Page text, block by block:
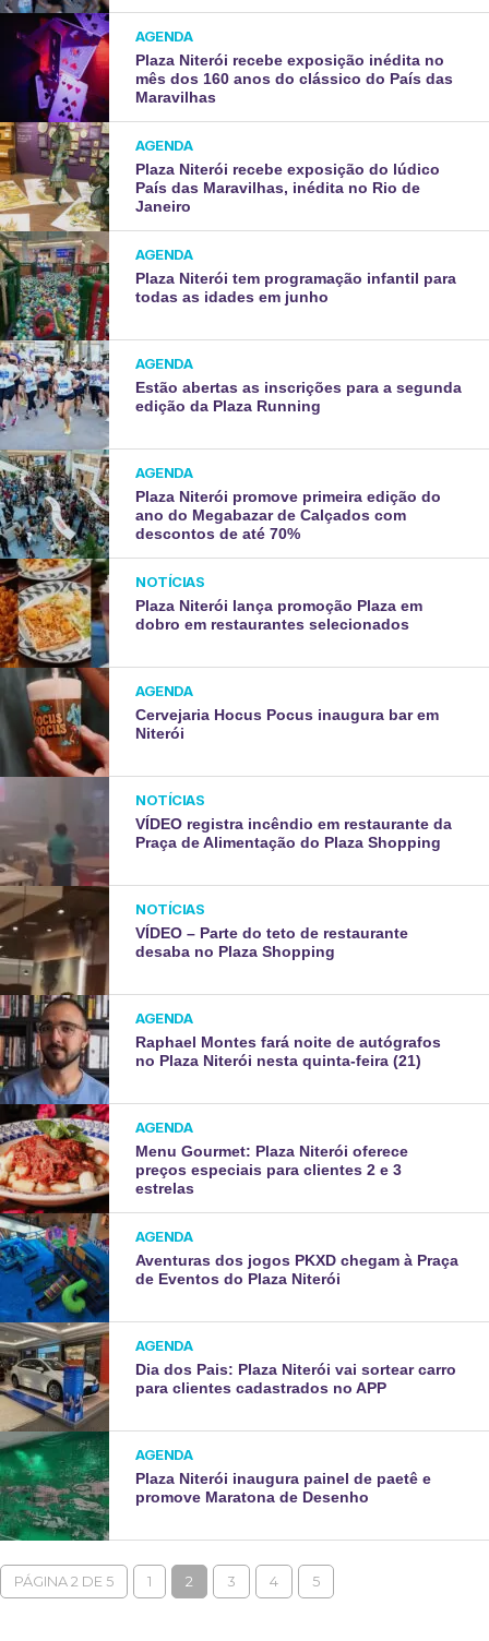
AGENDA
Plaza Niterói recebe exposição inédita no
mês dos 160 anos do clássico do País das
Maravilhas
AGENDA
Plaza Niterói recebe exposição do lúdico
País das Maravilhas, inédita no Rio de
Janeiro
AGENDA
Plaza Niterói tem programação infantil para
todas as idades em junho
AGENDA
Estão abertas as inscrições para a segunda
edição da Plaza Running
AGENDA
Plaza Niterói promove primeira edição do
ano do Megabazar de Calçados com
descontos de até 70%
NOTÍCIAS
Plaza Niterói lança promoção Plaza em
dobro em restaurantes selecionados
AGENDA
Cervejaria Hocus Pocus inaugura bar em
Niterói
NOTÍCIAS
VÍDEO registra incêndio em restaurante da
Praça de Alimentação do Plaza Shopping
NOTÍCIAS
VÍDEO – Parte do teto de restaurante
desaba no Plaza Shopping
AGENDA
Raphael Montes fará noite de autógrafos
no Plaza Niterói nesta quinta-feira (21)
AGENDA
Menu Gourmet: Plaza Niterói oferece
preços especiais para clientes 2 e 3
estrelas
AGENDA
Aventuras dos jogos PKXD chegam à Praça
de Eventos do Plaza Niterói
AGENDA
Dia dos Pais: Plaza Niterói vai sortear carro
para clientes cadastrados no APP
AGENDA
Plaza Niterói inaugura painel de paetê e
promove Maratona de Desenho
PÁGINA 2 DE 5 1 2 3 4 5